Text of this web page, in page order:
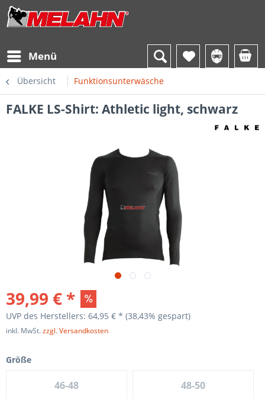
Menü
Übersicht Funktionsunterwäsche
FALKE LS-Shirt: Athletic light, schwarz
39,99 € *
UVP des Herstellers: 64,95 € * (38,43% gespart)
inkl. MwSt.zzgl. Versandkosten
Größe
46-48 48-50